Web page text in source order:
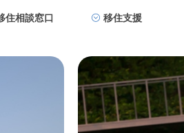
住相談窓口 移住支援